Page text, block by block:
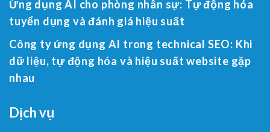
Ứng dụng AI cho phòng nhân sự: Tự động hóa
tuyển dụng và đánh giá hiệu suất
Công ty ứng dụng AI trong technical SEO: Khi
dữ liệu, tự động hóa và hiệu suất website gặp
nhau
Dịch vụ